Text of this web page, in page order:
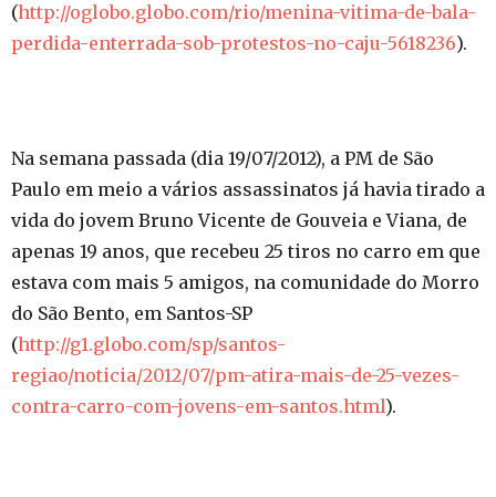
(http://oglobo.globo.com/rio/menina-vitima-de-bala-
perdida-enterrada-sob-protestos-no-caju-5618236).
Na semana passada (dia 19/07/2012), a PM de São
Paulo em meio a vários assassinatos já havia tirado a
vida do jovem Bruno Vicente de Gouveia e Viana, de
apenas 19 anos, que recebeu 25 tiros no carro em que
estava com mais 5 amigos, na comunidade do Morro
do São Bento, em Santos-SP
(http://g1.globo.com/sp/santos-
regiao/noticia/2012/07/pm-atira-mais-de-25-vezes-
contra-carro-com-jovens-em-santos.html).